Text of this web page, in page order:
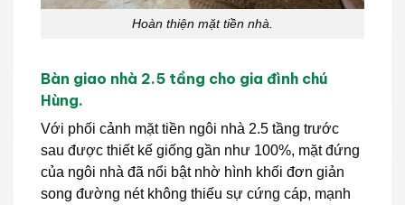
Hoàn thiện mặt tiền nhà.
Bàn giao nhà 2.5 tầng cho gia đình chú
Hùng.
Với phối cảnh mặt tiền ngôi nhà 2.5 tầng trước
sau được thiết kế giống gần như 100%, mặt đứng
của ngôi nhà đã nổi bật nhờ hình khối đơn giản
song đường nét không thiếu sự cứng cáp, mạnh